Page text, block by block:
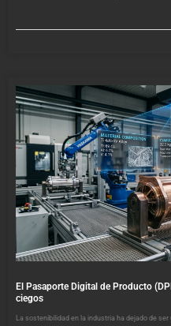
El Pasaporte Digital de Producto
ciegos
La sostenibilidad en la industria ha dejado de